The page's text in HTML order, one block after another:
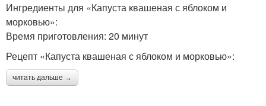
Ингредиенты для «Капуста квашеная с яблоком и
морковью»:
Время приготовления: 20 минут
Рецепт «Капуста квашеная с яблоком и морковью»:
читать дальше →